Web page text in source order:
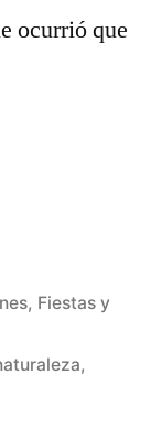
ocurrió que
, Fiestas y
,